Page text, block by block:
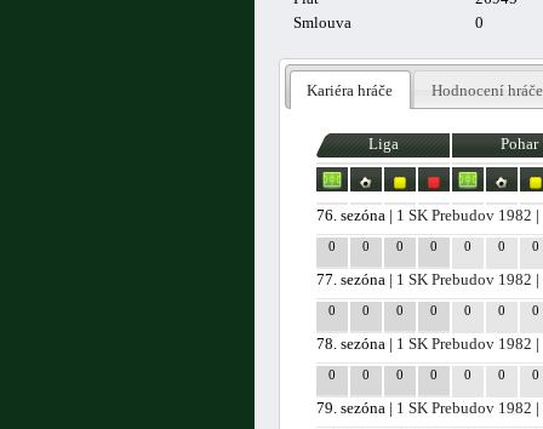
Smlouva
0
Kariéra hráče Hodnocení hráče
Liga Pohar
76. sezóna | 1 SK Prebudov 1982
0 0 0 0 0 0 0
77. sezóna | 1 SK Prebudov 1982
0 0 0 0 0 0 0
78. sezóna | 1 SK Prebudov 1982
0 0 0 0 0 0 0
79. sezóna | 1 SK Prebudov 1982